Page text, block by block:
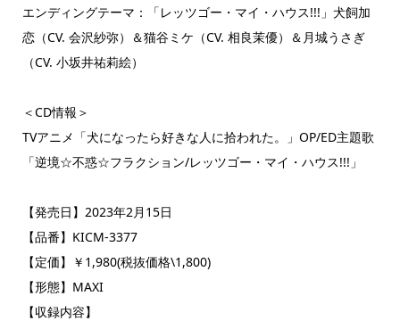
エンディングテーマ：「レッツゴー・マイ・ハウス!!!」犬飼加
恋（CV. 会沢紗弥）＆猫谷ミケ（CV. 相良茉優）＆月城うさぎ
（CV. 小坂井祐莉絵）
＜CD情報＞
TVアニメ「犬になったら好きな人に拾われた。」OP/ED主題歌
「逆境☆不惑☆フラクション/レッツゴー・マイ・ハウス!!!」
【発売日】2023年2月15日
【品番】KICM-3377
【定価】￥1,980(税抜価格\1,800)
【形態】MAXI
【収録内容】